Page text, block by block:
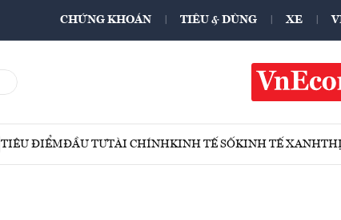
CHỨNG KHOÁN TIÊU & DÙNG XE
TIÊU ĐIỂMĐẦU TƯTÀI CHÍNHKINH TẾ SỐKINH TẾ XANH